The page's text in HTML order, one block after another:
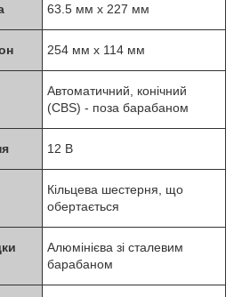
63.5 мм x 227 мм
254 мм х 114 мм
Автоматичний, конічний
(CBS) - поза барабаном
12 В
Кільцева шестерня, що
обертається
Алюмінієва зі сталевим
барабаном